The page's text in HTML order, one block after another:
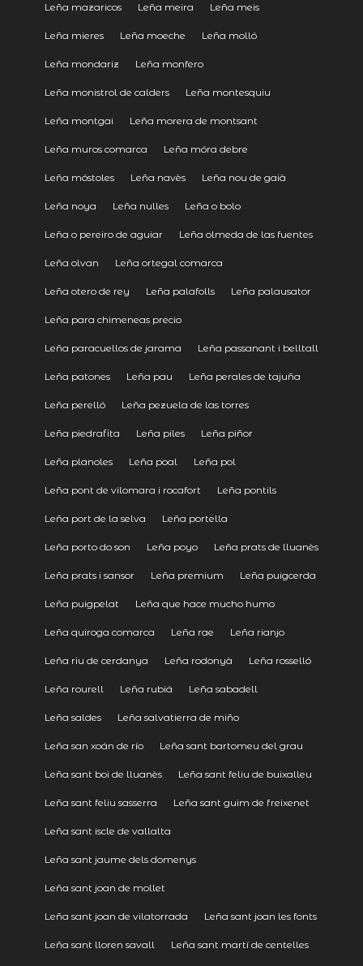
Leña mazaricos Leña meira Leña meis
Leña mieres Leña moeche Leña molló
Leña mondariz Leña monfero
Leña monistrol de calders Leña montesquiu
Leña montgai Leña morera de montsant
Leña muros comarca Leña móra debre
Leña móstoles Leña navès Leña nou de gaià
Leña noya Leña nulles Leña o bolo
Leña o pereiro de aguiar Leña olmeda de las fuentes
Leña olvan Leña ortegal comarca
Leña otero de rey Leña palafolls Leña palausator
Leña para chimeneas precio
Leña paracuellos de jarama Leña passanant i belltall
Leña patones Leña pau Leña perales de tajuña
Leña perelló Leña pezuela de las torres
Leña piedrafita Leña piles Leña piñor
Leña planoles Leña poal Leña pol
Leña pont de vilomara i rocafort Leña pontils
Leña port de la selva Leña portella
Leña porto do son Leña poyo Leña prats de lluanès
Leña prats i sansor Leña premium Leña puigcerda
Leña puigpelat Leña que hace mucho humo
Leña quiroga comarca Leña rae Leña rianjo
Leña riu de cerdanya Leña rodonyà Leña rosselló
Leña rourell Leña rubiá Leña sabadell
Leña saldes Leña salvatierra de miño
Leña san xoán de río Leña sant bartomeu del grau
Leña sant boi de lluanès Leña sant feliu de buixalleu
Leña sant feliu sasserra Leña sant guim de freixenet
Leña sant iscle de vallalta
Leña sant jaume dels domenys
Leña sant joan de mollet
Leña sant joan de vilatorrada Leña sant joan les fonts
Leña sant lloren savall Leña sant martí de centelles